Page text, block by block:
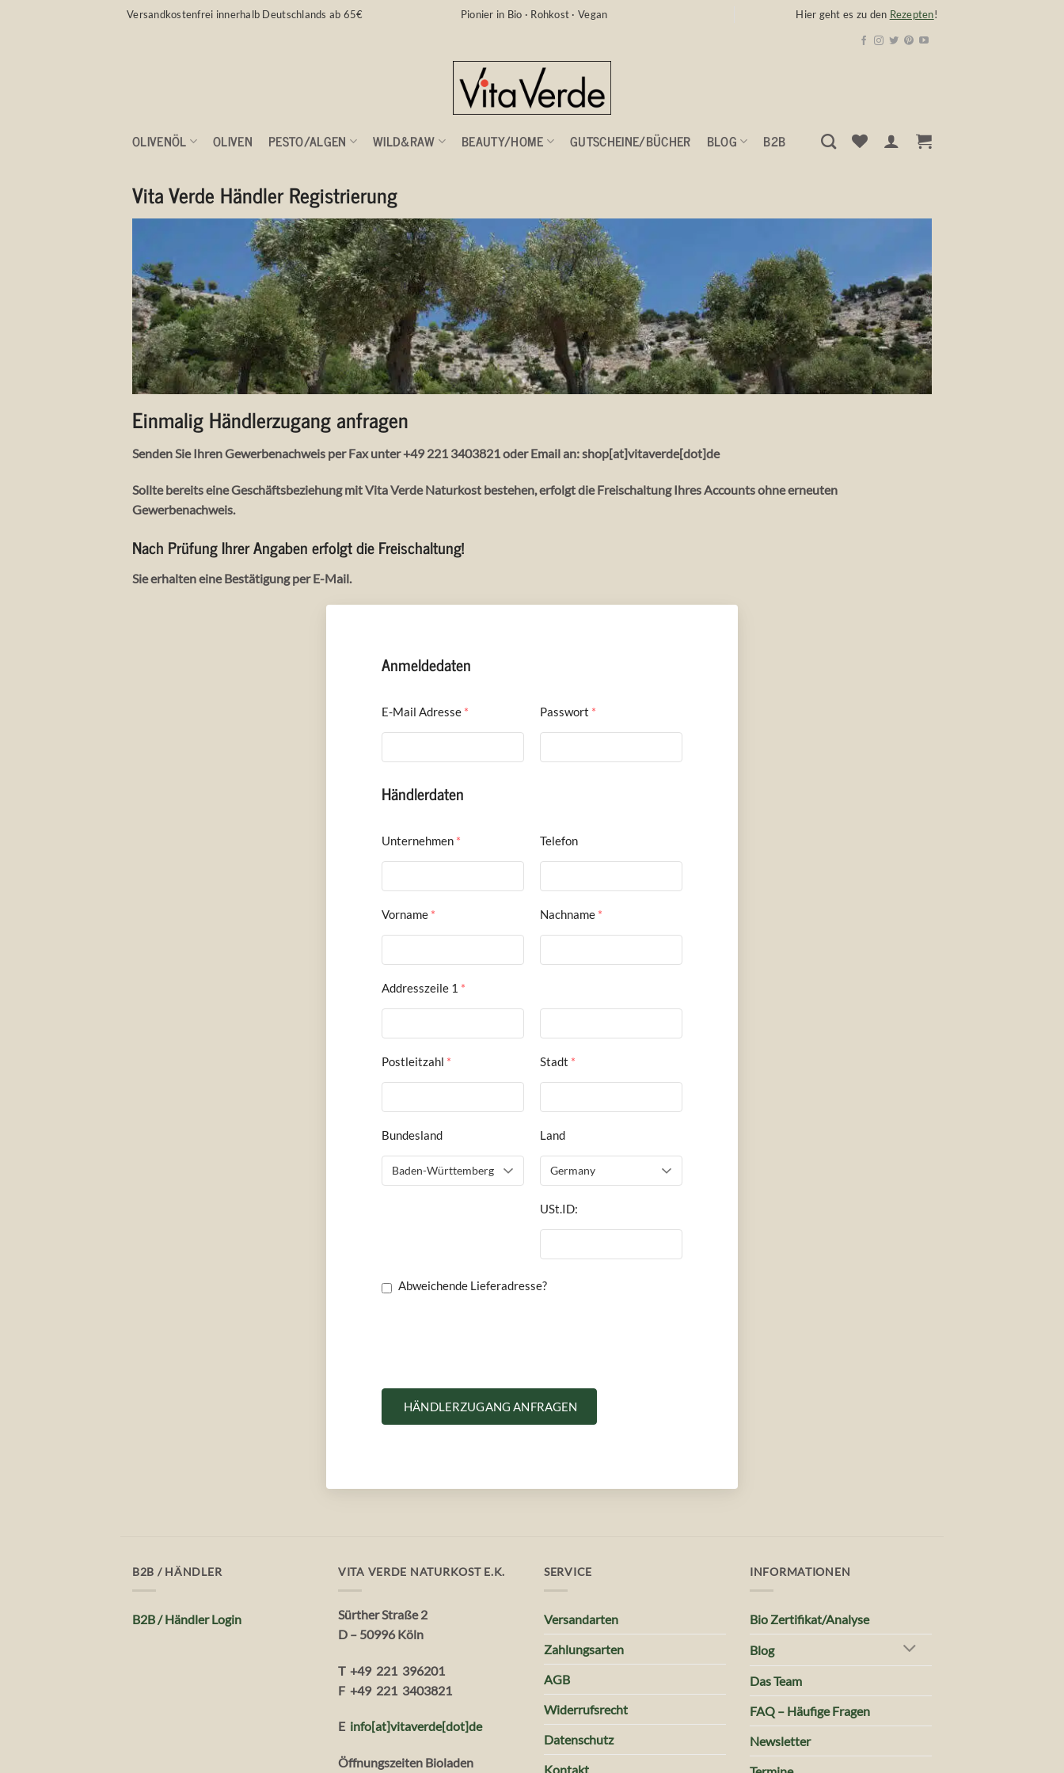
Zum
Versandkostenfrei innerhalb Deutschlands ab 65€ Pionier in Bio · Rohkost · Vegan Hier geht es zu den Rezepten!
OLIVENÖL OLIVEN PESTO/ALGEN WILD&RAW BEAUTY/HOME GUTSCHEINE/BÜCHER BLOG B2B
VITA VERDE HÄNDLER REGISTRIERUNG
Vita Verde Händler Registrierung
Einmalig Händlerzugang anfragen
Senden Sie Ihren Gewerbenachweis per Fax unter +49 221 3403821 oder Email an: shop[at]vitaverde[dot]de
Sollte bereits eine Geschäftsbeziehung mit Vita Verde Naturkost bestehen, erfolgt die Freischaltung Ihres Accounts ohne erneuten
Gewerbenachweis.
Nach Prüfung Ihrer Angaben erfolgt die Freischaltung!
Sie erhalten eine Bestätigung per E-Mail.
Anmeldedaten
E-Mail Adresse * Passwort *
Händlerdaten
Unternehmen *
Vorname *
Addresszeile 1 *
Postleitzahl *
Bundesland
Telefon
Nachname *
Stadt *
Land
USt.ID:
Abweichende Lieferadresse?
HÄNDLERZUGANG ANFRAGEN
B2B / HÄNDLER
B2B / Händler Login
VITA VERDE NATURKOST E.K.
Sürther Straße 2
D – 50996 Köln
T +49 221 396201
F +49 221 3403821
E info[at]vitaverde[dot]de
Öffnungszeiten Bioladen
SERVICE
Versandarten
Zahlungsarten
AGB
Widerrufsrecht
Datenschutz
Kontakt
INFORMATIONEN
Bio Zertifikat/Analyse
Blog
Das Team
FAQ – Häufige Fragen
Newsletter